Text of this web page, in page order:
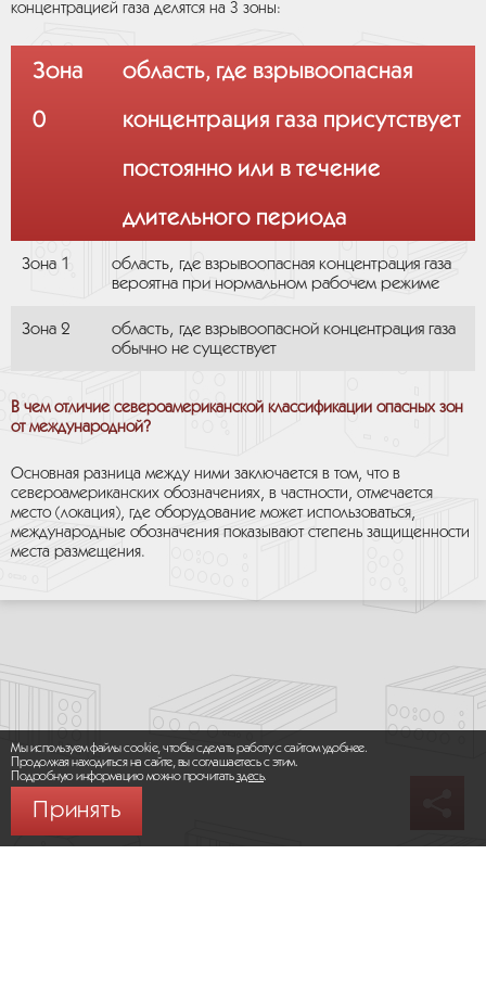
концентрацией газа делятся на 3 зоны:
Зона
0
область, где взрывоопасная
концентрация газа присутствует
постоянно или в течение
длительного периода
Зона 1
область, где взрывоопасная концентрация газа
вероятна при нормальном рабочем режиме
Зона 2
область, где взрывоопасной концентрация газа
обычно не существует
В чем отличие североамериканской классификации опасных зон
от международной?
Основная разница между ними заключается в том, что в
североамериканских обозначениях, в частности, отмечается
место (локация), где оборудование может использоваться,
международные обозначения показывают степень защищенности
места размещения.
Мы используем файлы cookie, чтобы сделать работу с сайтом удобнее.
Продолжая находиться на сайте, вы соглашаетесь с этим.
Подробную информацию можно прочитатьздесь.
Принять